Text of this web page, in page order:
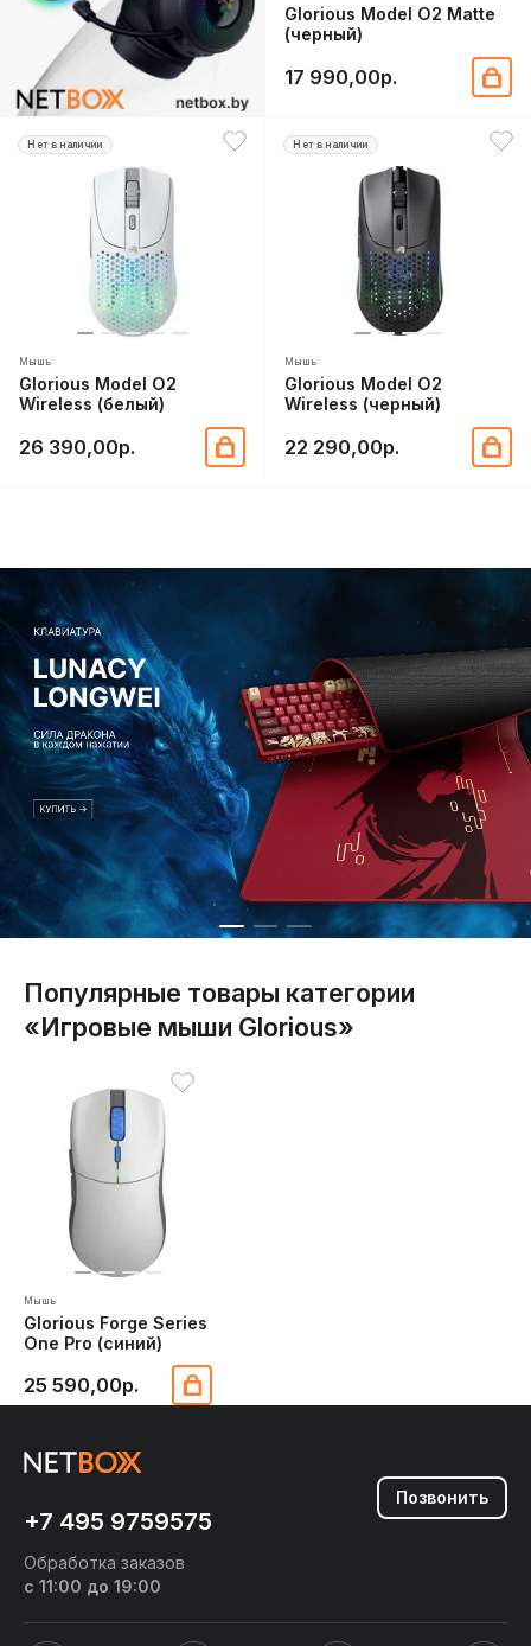
Glorious Model O2 Matte
(черный)
17 990,00р.
Нет в наличии
Мышь
Glorious Model O2
Wireless (белый)
26 390,00р.
Нет в наличии
Мышь
Glorious Model O2
Wireless (черный)
22 290,00р.
Популярные товары категории
«Игровые мыши Glorious»
Мышь
Glorious Forge Series
One Pro (синий)
25 590,00р.
+7 495 9759575
Позвонить
Обработка заказов
с 11:00 до 19:00